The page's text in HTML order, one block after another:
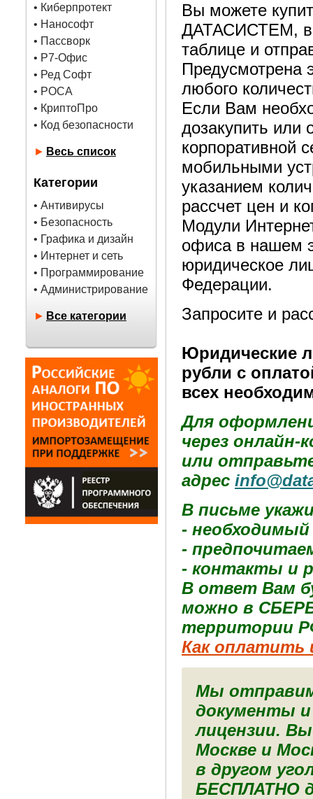
• Киберпротект
• Нанософт
• Пассворк
• Р7-Офис
• Ред Софт
• РОСА
• КриптоПро
• Код безопасности
► Весь список
Категории
• Антивирусы
• Безопасность
• Графика и дизайн
• Интернет и сеть
• Программирование
• Администрирование
► Все категории
Вы можете
ДАТАСИСТЕМ,
таблице и
Предусмотрена
любого
Если Вам
дозакупить или
корпоративной
мобильными
указанием
рассчет цен и
Модули
офиса в нашем
юридическое
Федерации.
Запросите и
Юридические
рубли с
всех
Для
через
или
адрес
В письме
-
-
- контакты и
В ответ Вам
можно в
территории
Как оплатить
Мы
документы
лицензии.
Москве и
в другом
БЕСПЛАТНО